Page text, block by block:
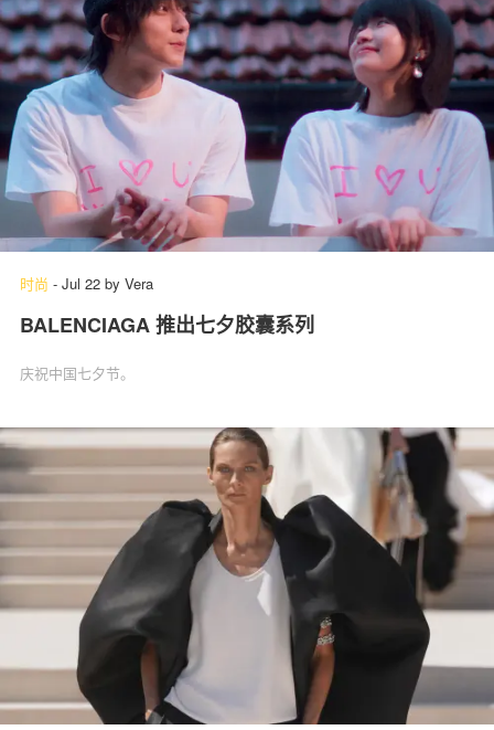
时尚 - Jul 22 by Vera
BALENCIAGA 推出七夕胶囊系列
庆祝中国七夕节。